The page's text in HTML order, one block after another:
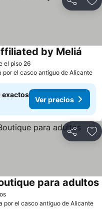
Compartir
el piso 26Ver precios
by Meliá
por el casco antiguo de Alicante
exactos
Ver precios
Compartir
Ver precios
para adultos
por el casco antiguo de Alicante